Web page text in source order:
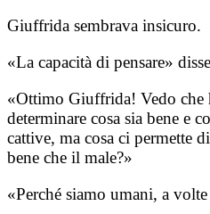
Giuffrida sembrava insicuro.
«La capacità di pensare»
«Ottimo Giuffrida! Vedo che
determinare cosa sia bene e
cattive, ma cosa ci permette
bene che il male?»
«Perché siamo umani, a